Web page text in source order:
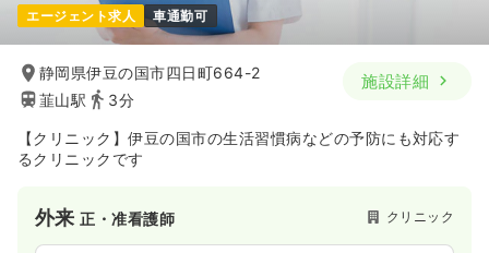
エージェント求人 車通勤可
静岡県伊豆の国市四日町664-2
韮山駅
3分
施設詳細
【クリニック】伊豆の国市の生活習慣病などの予防にも対応す
るクリニックです
外来正・准看護師 クリニック